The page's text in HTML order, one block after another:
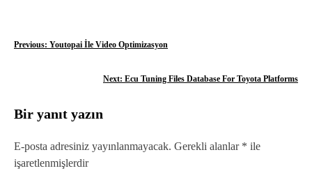
Y
ı
g
e
Previous: Youtopai İle Video Optimizasyon
Next: Ecu Tuning Files Database For Toyota Platforms
Bir yanıt yazın
E-posta adresiniz yayınlanmayacak. Gerekli alanlar * ile
işaretlenmişlerdir